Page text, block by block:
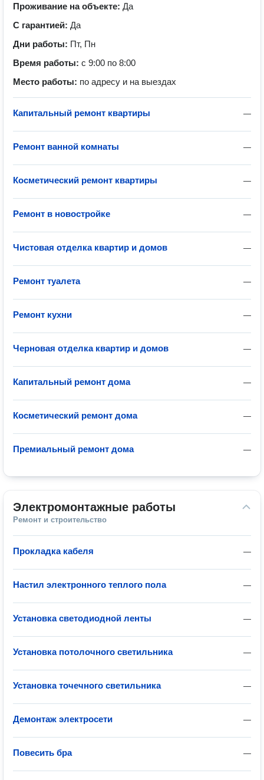
Проживание на объекте: Да
С гарантией: Да
Дни работы: Пт, Пн
Время работы: с 9:00 по 8:00
Место работы: по адресу и на выездах
—
Капитальный ремонт квартиры
—
Ремонт ванной комнаты
—
Косметический ремонт квартиры
—
Ремонт в новостройке
—
Чистовая отделка квартир и домов
—
Ремонт туалета
—
Ремонт кухни
—
Черновая отделка квартир и домов
—
Капитальный ремонт дома
—
Косметический ремонт дома
—
Премиальный ремонт дома
Электромонтажные работы
Ремонт и строительство
—
Прокладка кабеля
—
Настил электронного теплого пола
—
Установка светодиодной ленты
—
Установка потолочного светильника
—
Установка точечного светильника
—
Демонтаж электросети
—
Повесить бра